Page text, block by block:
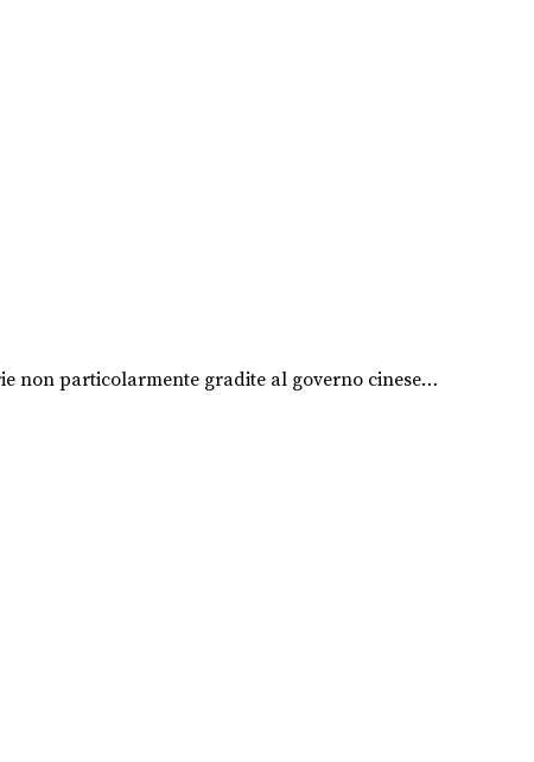
non particolarmente gradite al governo cinese…